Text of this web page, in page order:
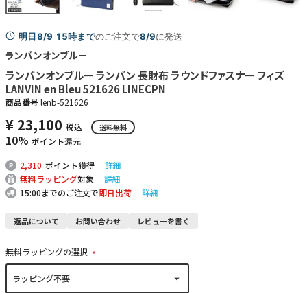
明日8/9 15時までのご注文で8/9に発送
ランバンオンブルー
ランバンオンブルー ランバン 長財布 ラウンドファスナー フィズ
LANVIN en Bleu 521626 LINECPN
商品番号 lenb-521626
¥ 23,100 税込 送料無料
10% ポイント還元
2,310 ポイント獲得
詳細
無料ラッピング対象
詳細
15:00までのご注文で即日出荷 詳細
返品について お問い合わせ レビューを書く
無料ラッピングの選択
(